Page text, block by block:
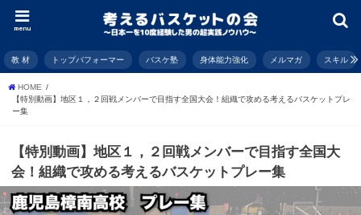
menu
教 材 トップパフォーマー バスケ塾 身体能力強化 メルマガ スキル
HOME
【特別動画】地区１，２回戦メンバーで目指す全国大会！組織で攻める考えるバスケットプレ
ー集
【特別動画】地区１，２回戦メンバーで目指す全国大
会！組織で攻める考えるバスケットプレー集